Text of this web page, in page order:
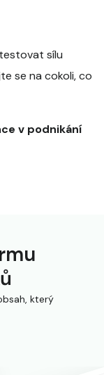
sílu
se na cokoli, co
v podnikání
který